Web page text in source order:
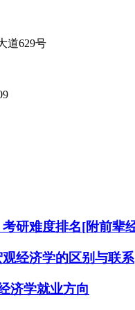
道629号
研难度排名[附前辈
经济学的区别与联系
济学就业方向